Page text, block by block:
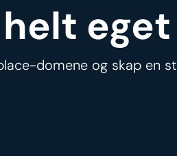
domene og skap en